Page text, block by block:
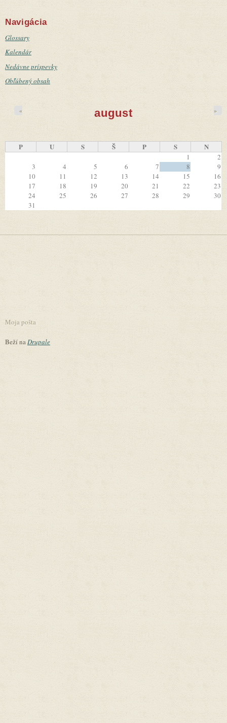
Navigácia
Glossary
Kalendár
Nedávne príspevky
Obľúbený obsah
august
« »
P U S Š P S N
1
2
3
4 5 6 7 8
9
10
11 12 13 14 15
16
17
18 19 20 21 22
23
24
25 26 27 28 29
30
31
Moja pošta
Beží na Drupale